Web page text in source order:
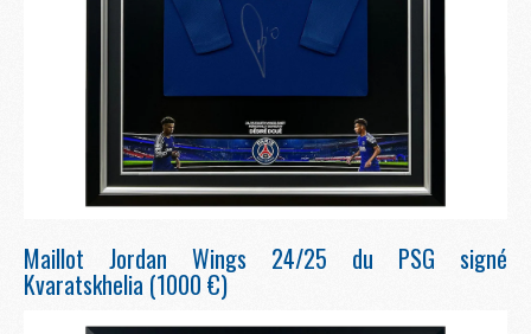
Maillot Jordan Wings 24/25 du PSG signé
Kvaratskhelia (1000 €)